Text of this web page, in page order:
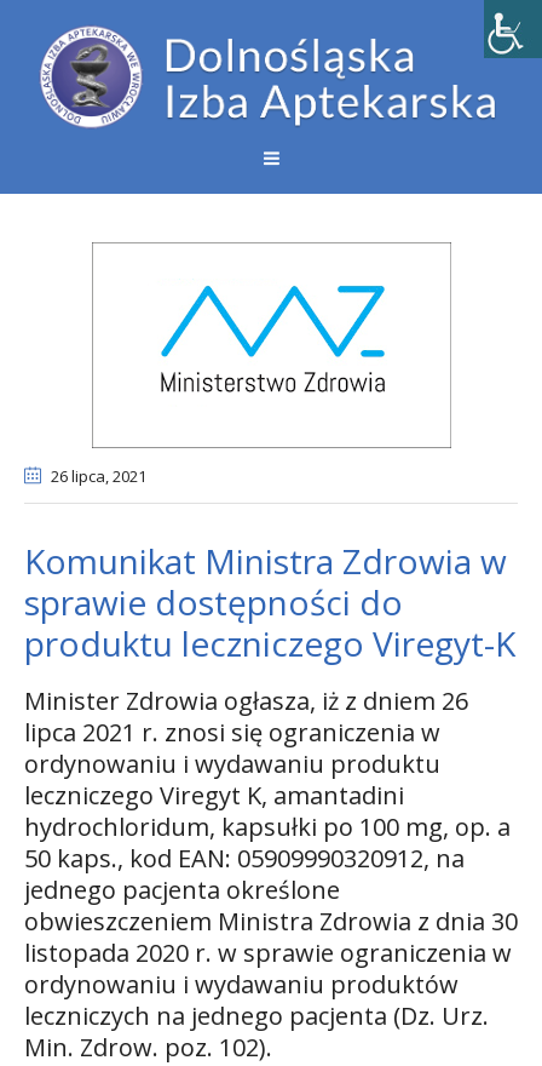
26 lipca, 2021
Komunikat Ministra Zdrowia w
sprawie dostępności do
produktu leczniczego Viregyt-K
Minister Zdrowia ogłasza, iż z dniem 26
lipca 2021 r. znosi się ograniczenia w
ordynowaniu i wydawaniu produktu
leczniczego Viregyt K, amantadini
hydrochloridum, kapsułki po 100 mg, op. a
50 kaps., kod EAN: 05909990320912, na
jednego pacjenta określone
obwieszczeniem Ministra Zdrowia z dnia 30
listopada 2020 r. w sprawie ograniczenia w
ordynowaniu i wydawaniu produktów
leczniczych na jednego pacjenta (Dz. Urz.
Min. Zdrow. poz. 102).